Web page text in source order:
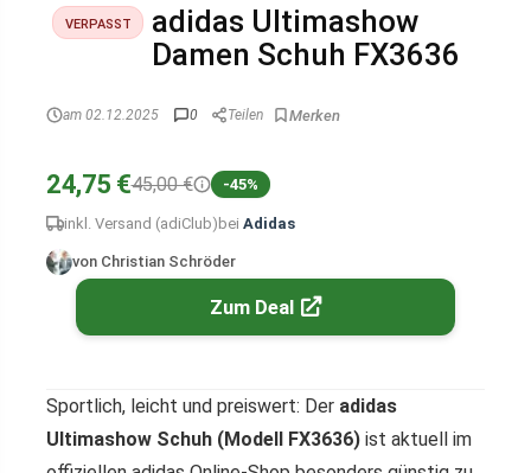
VERPASST
adidas Ultimashow
Damen Schuh FX3636
am 02.12.2025 0 Teilen
24,75 €45,00 € -45%
inkl. Versand (adiClub) bei Adidas
von Christian Schröder
Zum Deal
Sportlich, leicht und preiswert: Der adidas
Ultimashow Schuh (Modell FX3636) ist aktuell im